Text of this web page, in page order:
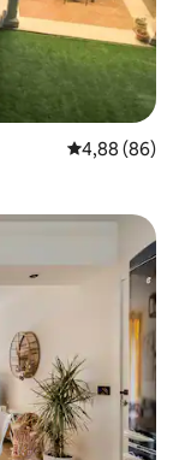
Gemiddelde
4,88 (86)